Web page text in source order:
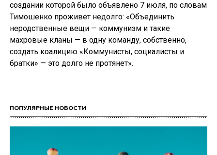
создании которой было объявлено 7 июля, по словам
Тимошенко проживет недолго: «Объединить
неродственные вещи — коммунизм и такие
махровые кланы — в одну команду, собственно,
создать коалицию «Коммунисты, социалисты и
братки» — это долго не протянет».
ПОПУЛЯРНЫЕ НОВОСТИ